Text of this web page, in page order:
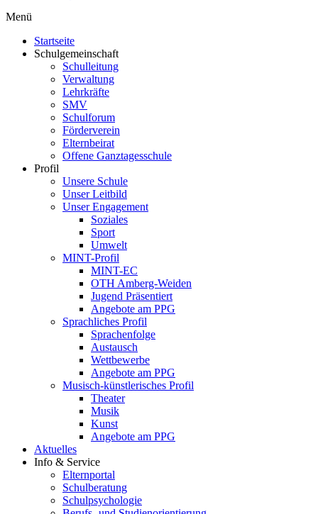
Menü
Startseite
Schulgemeinschaft
Schulleitung
Verwaltung
Lehrkräfte
SMV
Schulforum
Förderverein
Elternbeirat
Offene Ganztagesschule
Profil
Unsere Schule
Unser Leitbild
Unser Engagement
Soziales
Sport
Umwelt
MINT-Profil
MINT-EC
OTH Amberg-Weiden
Jugend Präsentiert
Angebote am PPG
Sprachliches Profil
Sprachenfolge
Austausch
Wettbewerbe
Angebote am PPG
Musisch-künstlerisches Profil
Theater
Musik
Kunst
Angebote am PPG
Aktuelles
Info & Service
Elternportal
Schulberatung
Schulpsychologie